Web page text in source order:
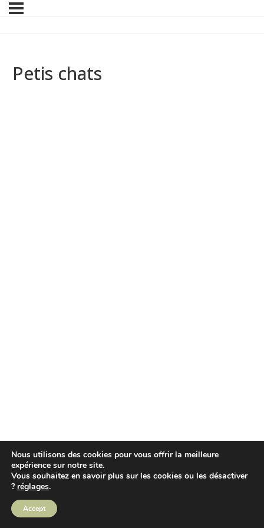
Petis chats
Nous utilisons des cookies pour vous offrir la meilleure
expérience sur notre site.
Vous souhaitez en savoir plus sur les cookies ou les désactiver
? réglages.
Accept